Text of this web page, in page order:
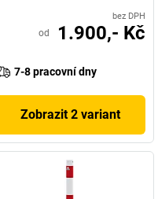
bez DPH
od 1.900,- Kč
7-8 pracovní dny
Zobrazit 2 variant